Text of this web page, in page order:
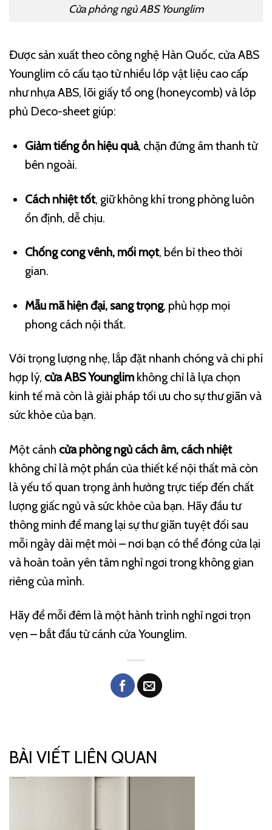
Cửa phòng ngủ ABS Younglim
Được sản xuất theo công nghệ Hàn Quốc, cửa ABS
Younglim có cấu tạo từ nhiều lớp vật liệu cao cấp
như nhựa ABS, lõi giấy tổ ong (honeycomb) và lớp
phủ Deco-sheet giúp:
Giảm tiếng ồn hiệu quả, chặn đứng âm thanh từ
bên ngoài.
Cách nhiệt tốt, giữ không khí trong phòng luôn
ổn định, dễ chịu.
Chống cong vênh, mối mọt, bền bỉ theo thời
gian.
Mẫu mã hiện đại, sang trọng, phù hợp mọi
phong cách nội thất.
Với trọng lượng nhẹ, lắp đặt nhanh chóng và chi phí
hợp lý, cửa ABS Younglim không chỉ là lựa chọn
kinh tế mà còn là giải pháp tối ưu cho sự thư giãn và
sức khỏe của bạn.
Một cánh cửa phòng ngủ cách âm, cách nhiệt
không chỉ là một phần của thiết kế nội thất mà còn
là yếu tố quan trọng ảnh hưởng trực tiếp đến chất
lượng giấc ngủ và sức khỏe của bạn. Hãy đầu tư
thông minh để mang lại sự thư giãn tuyệt đối sau
mỗi ngày dài mệt mỏi – nơi bạn có thể đóng cửa lại
và hoàn toàn yên tâm nghỉ ngơi trong không gian
riêng của mình.
Hãy để mỗi đêm là một hành trình nghỉ ngơi trọn
vẹn – bắt đầu từ cánh cửa Younglim.
BÀI VIẾT LIÊN QUAN